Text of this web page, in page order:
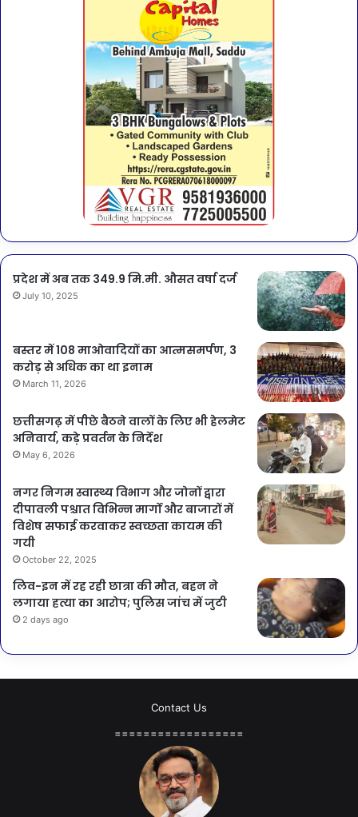
प्रदेश में अब तक 349.9 मि.मी. औसत वर्षा दर्ज
July 10, 2025
बस्तर में 108 माओवादियों का आत्मसमर्पण, 3
करोड़ से अधिक का था इनाम
March 11, 2026
छत्तीसगढ़ में पीछे बैठने वालों के लिए भी हेलमेट
अनिवार्य, कड़े प्रवर्तन के निर्देश
May 6, 2026
नगर निगम स्वास्थ्य विभाग और जोनों द्वारा
दीपावली पश्चात विभिन्न मार्गो और बाजारों में
विशेष सफाई करवाकर स्वच्छता कायम की
गयी
October 22, 2025
लिव-इन में रह रही छात्रा की मौत, बहन ने
लगाया हत्या का आरोप; पुलिस जांच में जुटी
2 days ago
Contact Us
==================